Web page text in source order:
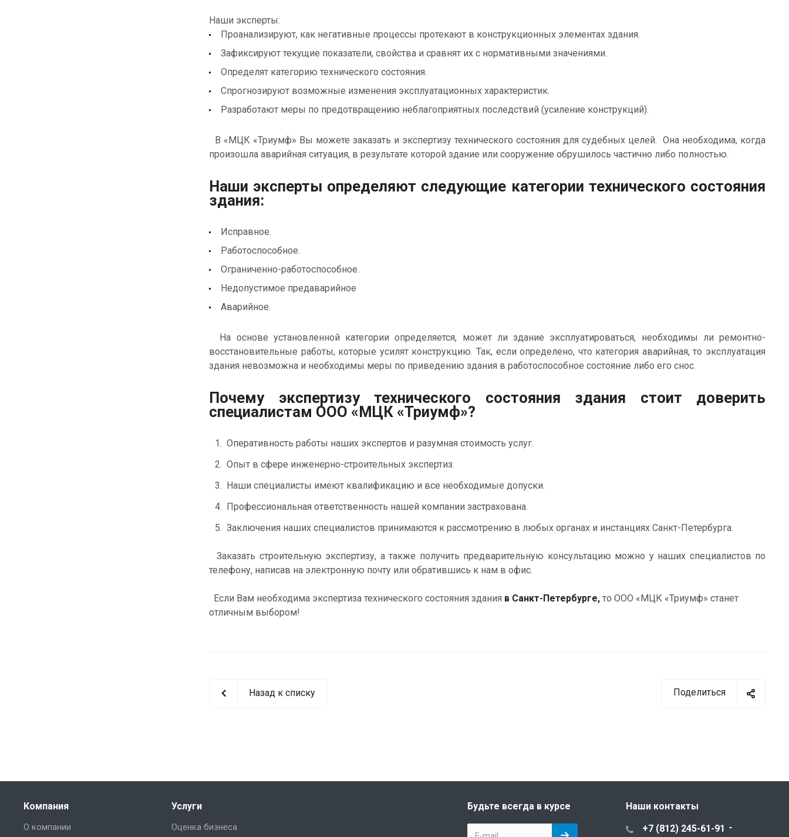
Наши эксперты:
Проанализируют, как негативные процессы протекают в конструкционных элементах здания.
Зафиксируют текущие показатели, свойства и сравнят их с нормативными значениями.
Определят категорию технического состояния.
Спрогнозируют возможные изменения эксплуатационных характеристик.
Разработают меры по предотвращению неблагоприятных последствий (усиление конструкций).
В «МЦК «Триумф» Вы можете заказать и экспертизу технического состояния для судебных целей. Она необходима, когда
произошла аварийная ситуация, в результате которой здание или сооружение обрушилось частично либо полностью.
Наши эксперты определяют следующие категории технического состояния
здания:
Исправное.
Работоспособное.
Ограниченно-работоспособное.
Недопустимое предаварийное
Аварийное.
На основе установленной категории определяется, может ли здание эксплуатироваться, необходимы ли ремонтно-
восстановительные работы, которые усилят конструкцию. Так, если определено, что категория аварийная, то эксплуатация
здания невозможна и необходимы меры по приведению здания в работоспособное состояние либо его снос.
Почему экспертизу технического состояния здания стоит доверить
специалистам ООО «МЦК «Триумф»?
Оперативность работы наших экспертов и разумная стоимость услуг.
Опыт в сфере инженерно-строительных экспертиз.
Наши специалисты имеют квалификацию и все необходимые допуски.
Профессиональная ответственность нашей компании застрахована.
Заключения наших специалистов принимаются к рассмотрению в любых органах и инстанциях Санкт-Петербурга.
Заказать строительную экспертизу, а также получить предварительную консультацию можно у наших специалистов по
телефону, написав на электронную почту или обратившись к нам в офис.
Если Вам необходима экспертиза технического состояния здания в Санкт-Петербурге, то ООО «МЦК «Триумф» станет
отличным выбором!
Поделиться
Назад к списку
Компания
О компании
Услуги
Оценка бизнеса
Будьте всегда в курсе
Наши контакты
+7 (812) 245-61-91